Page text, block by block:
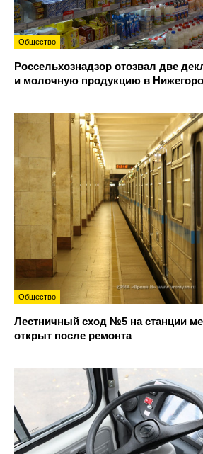
Общество
Россельхознадзор отозвал две
и молочную продукцию в
Общество
Лестничный сход №5 на станции
открыт после ремонта